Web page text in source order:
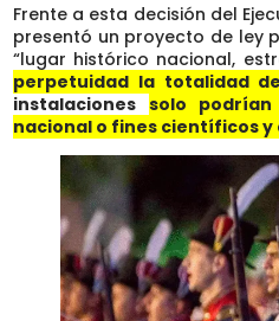
Frente a esta decisión del
presentó un proyecto de ley
“lugar histórico nacional,
perpetuidad la totalidad
instalaciones solo
nacional o fines científicos